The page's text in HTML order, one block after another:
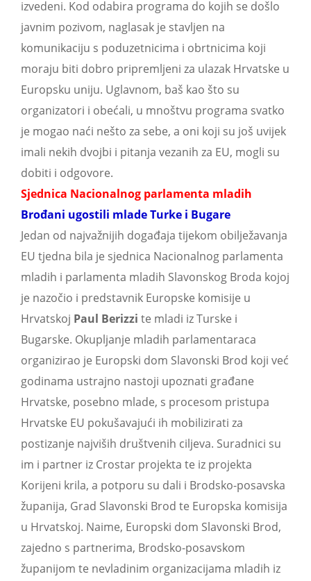
izvedeni. Kod odabira programa do kojih se došlo
javnim pozivom, naglasak je stavljen na
komunikaciju s poduzetnicima i obrtnicima koji
moraju biti dobro pripremljeni za ulazak Hrvatske u
Europsku uniju. Uglavnom, baš kao što su
organizatori i obećali, u mnoštvu programa svatko
je mogao naći nešto za sebe, a oni koji su još uvijek
imali nekih dvojbi i pitanja vezanih za EU, mogli su
dobiti i odgovore.
Sjednica Nacionalnog parlamenta mladih
Brođani ugostili mlade Turke i Bugare
Jedan od najvažnijih događaja tijekom obilježavanja
EU tjedna bila je sjednica Nacionalnog parlamenta
mladih i parlamenta mladih Slavonskog Broda kojoj
je nazočio i predstavnik Europske komisije u
Hrvatskoj Paul Berizzi te mladi iz Turske i
Bugarske. Okupljanje mladih parlamentaraca
organizirao je Europski dom Slavonski Brod koji već
godinama ustrajno nastoji upoznati građane
Hrvatske, posebno mlade, s procesom pristupa
Hrvatske EU pokušavajući ih mobilizirati za
postizanje najviših društvenih ciljeva. Suradnici su
im i partner iz Crostar projekta te iz projekta
Korijeni krila, a potporu su dali i Brodsko-posavska
županija, Grad Slavonski Brod te Europska komisija
u Hrvatskoj. Naime, Europski dom Slavonski Brod,
zajedno s partnerima, Brodsko-posavskom
županijom te nevladinim organizacijama mladih iz